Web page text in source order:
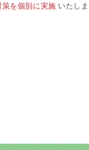
を個別に実施 いたしま